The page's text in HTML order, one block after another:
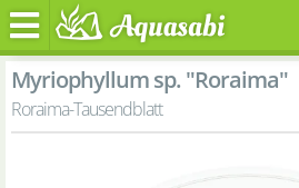
Myriophyllum sp. "Roraima"
Roraima-Tausendblatt